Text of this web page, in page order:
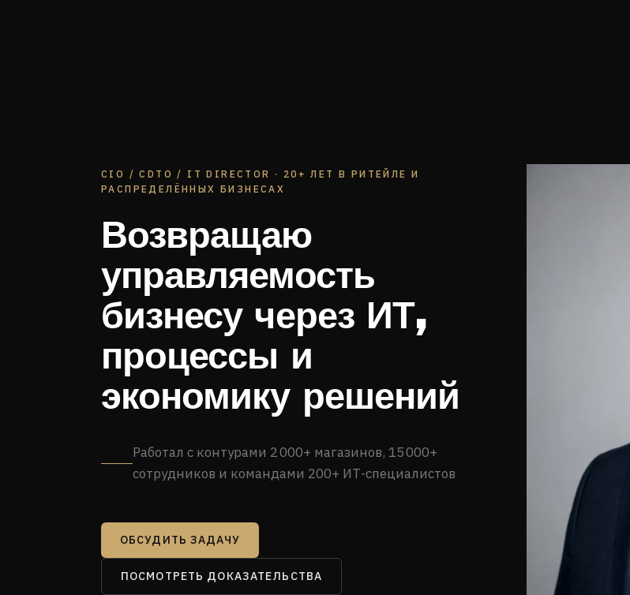
CIO / CDTO / IT DIRECTOR · 20+ ЛЕТ В РИТЕЙЛЕ И
РАСПРЕДЕЛЁННЫХ БИЗНЕСАХ
Возвращаю
управляемость
бизнесу через ИТ,
процессы и
экономику решений
Работал с контурами 2 000+ магазинов, 15 000+
сотрудников и командами 200+ ИТ-специалистов
ОБСУДИТЬ ЗАДАЧУ
ПОСМОТРЕТЬ ДОКАЗАТЕЛЬСТВА